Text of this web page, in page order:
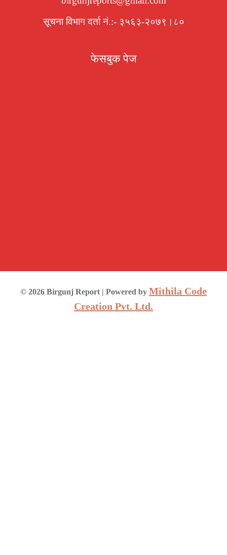
सूचना विभाग दर्ता नं.:- ३५६३-२०७९।८०
फेसबुक पेज
© 2026 Birgunj Report | Powered by Mithila Code
Creation Pvt. Ltd.